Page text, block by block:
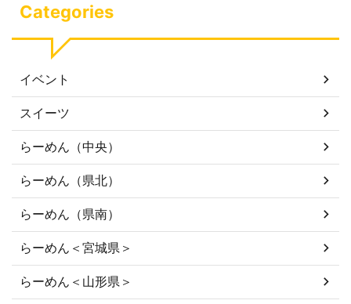
Categories
イベント
スイーツ
らーめん（中央）
らーめん（県北）
らーめん（県南）
らーめん＜宮城県＞
らーめん＜山形県＞